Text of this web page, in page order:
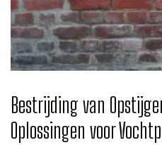
Bestrijding van
Oplossingen voor